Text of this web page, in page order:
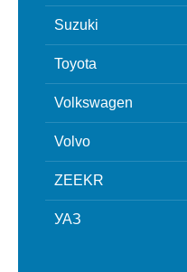
Suzuki
Toyota
Volkswagen
Volvo
ZEEKR
УАЗ